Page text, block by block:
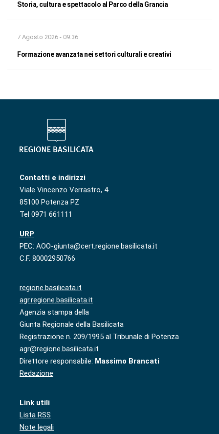
Storia, cultura e spettacolo al Parco della Grancia
7 Agosto 2026 - 09:36
Formazione avanzata nei settori culturali e creativi
Contatti e indirizzi
Viale Vincenzo Verrastro, 4
85100 Potenza PZ
Tel 0971 661111
URP
PEC: AOO-giunta@cert.regione.basilicata.it
C.F. 80002950766
regione.basilicata.it
agr.regione.basilicata.it
Agenzia stampa della
Giunta Regionale della Basilicata
Registrazione n. 209/1995 al Tribunale di Potenza
agr@regione.basilicata.it
Direttore responsabile: Massimo Brancati
Redazione
Link utili
Lista RSS
Note legali